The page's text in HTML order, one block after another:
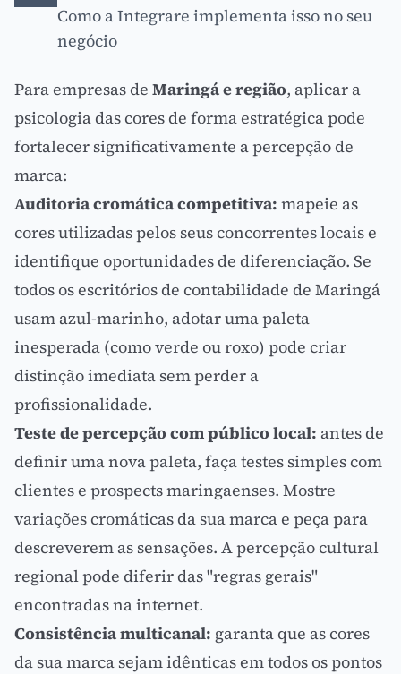
Como a Integrare implementa isso no seu
negócio
Para empresas de Maringá e região, aplicar a
psicologia das cores de forma estratégica pode
fortalecer significativamente a percepção de
marca:
Auditoria cromática competitiva: mapeie as
cores utilizadas pelos seus concorrentes locais e
identifique oportunidades de diferenciação. Se
todos os escritórios de contabilidade de Maringá
usam azul-marinho, adotar uma paleta
inesperada (como verde ou roxo) pode criar
distinção imediata sem perder a
profissionalidade.
Teste de percepção com público local: antes de
definir uma nova paleta, faça testes simples com
clientes e prospects maringaenses. Mostre
variações cromáticas da sua marca e peça para
descreverem as sensações. A percepção cultural
regional pode diferir das "regras gerais"
encontradas na internet.
Consistência multicanal: garanta que as cores
da sua marca sejam idênticas em todos os pontos